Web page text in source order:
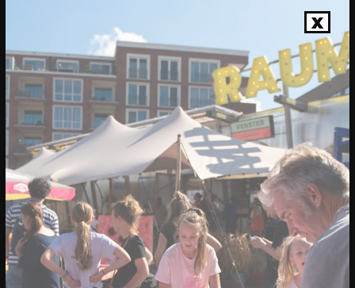
03/08/2026 - 31/12/2026 EVENT
Jouw event hier?
Heb jij een tof idee? Meld je aan en
realiseer jouw idee op ons plein.
X